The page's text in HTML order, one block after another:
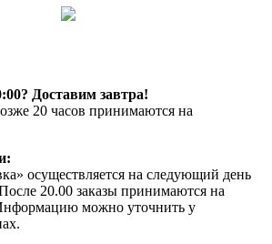
Доставим завтра!
20 часов принимаются на
осуществляется на следующий день
20.00 заказы принимаются на
можно уточнить у